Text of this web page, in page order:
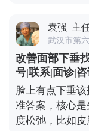
平台（公众号、
解。
裁的，贴合度
少人戴个两三天
存在。 戴头套可不是多余的步骤，核心作用是帮面部
组织更好地贴
合。一般建议
月里，根据恢
间我都会根据每个
不用纠结戴头
袁强 主
武汉市第
改善面部下垂
号|联系|面诊|
脸上有点下垂
准答案，核心
度松弛，比如